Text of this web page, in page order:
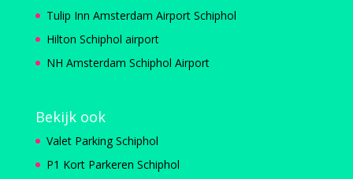
Tulip Inn Amsterdam Airport Schiphol
Hilton Schiphol airport
NH Amsterdam Schiphol Airport
Bekijk ook
Valet Parking Schiphol
P1 Kort Parkeren Schiphol